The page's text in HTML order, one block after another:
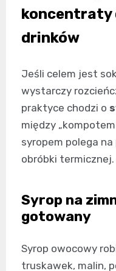
koncentraty
drinków
Jeśli celem jest
wystarczy
praktyce chodzi o
między
syropem polega
obróbki termicznej.
Syrop na
gotowany
Syrop owocowy
truskawek, malin,